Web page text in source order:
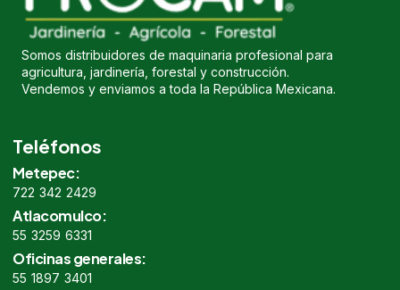
Somos distribuidores de maquinaria profesional para
agricultura, jardinería, forestal y construcción.
Vendemos y enviamos a toda la República Mexicana.
Teléfonos
Metepec:
722 342 2429
Atlacomulco:
55 3259 6331
Oficinas generales:
55 1897 3401